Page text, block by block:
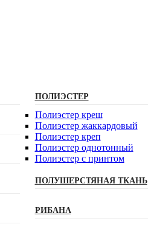
ПОЛИЭСТЕР
Полиэстeр креш
Полиэстер жаккардовый
Полиэстер креп
Полиэстер однотонный
Полиэстер с принтом
ПОЛУШЕРСТЯНАЯ ТКАНЬ
РИБАНА